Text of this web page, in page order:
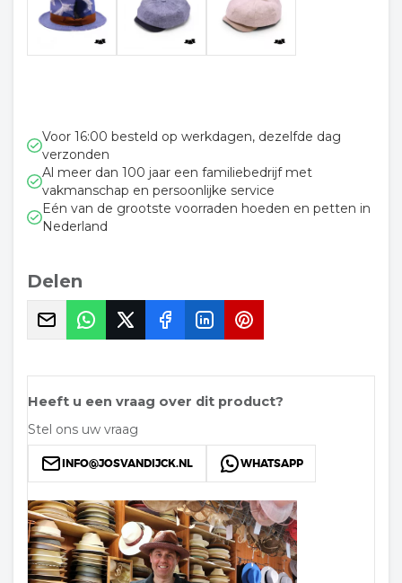
Voor 16:00 besteld op werkdagen, dezelfde dag
verzonden
Al meer dan 100 jaar een familiebedrijf met
vakmanschap en persoonlijke service
Eén van de grootste voorraden hoeden en petten in
Nederland
Delen
Heeft u een vraag over dit product?
Stel ons uw vraag
INFO@JOSVANDIJCK.NL WHATSAPP